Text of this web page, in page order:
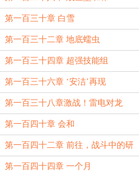
第一百三十章 白雪
第一百三十二章 地底蠕虫
第一百三十四章 超强技能组
第一百三十六章 ‘安洁’再现
第一百三十八章激战！雷电对龙
卷！
第一百四十章 会和
第一百四十二章 前往，战斗中的研
究所
第一百四十四章 一个月